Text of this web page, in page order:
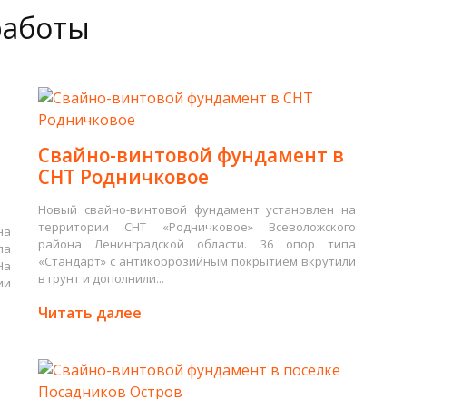
Свайно-винтовой фундамент в
СНТ Родничковое
Новый свайно-винтовой фундамент установлен на
территории СНТ «Родничковое» Всеволожского
района Ленинградской области. 36 опор типа
«Стандарт» с антикоррозийным покрытием вкрутили
в грунт и дополнили...
Читать далее